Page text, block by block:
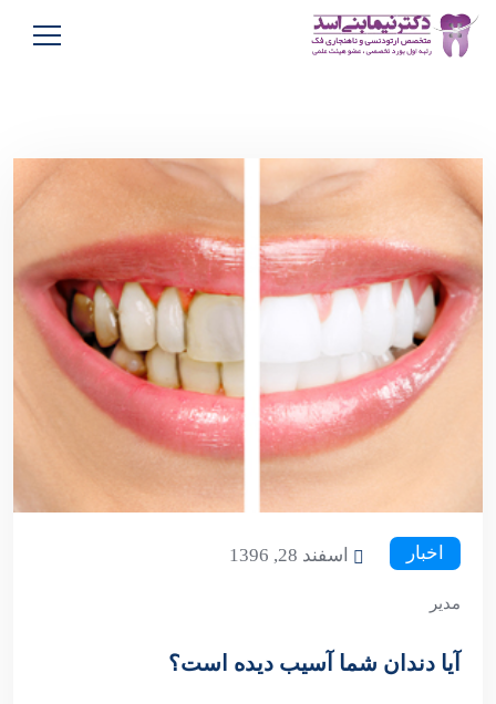
اخبار اسفند 28, 1396
مدیر
آیا دندان شما آسیب دیده است؟